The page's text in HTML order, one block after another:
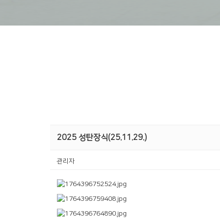
2025 성탄장식(25.11.29.)
관리자